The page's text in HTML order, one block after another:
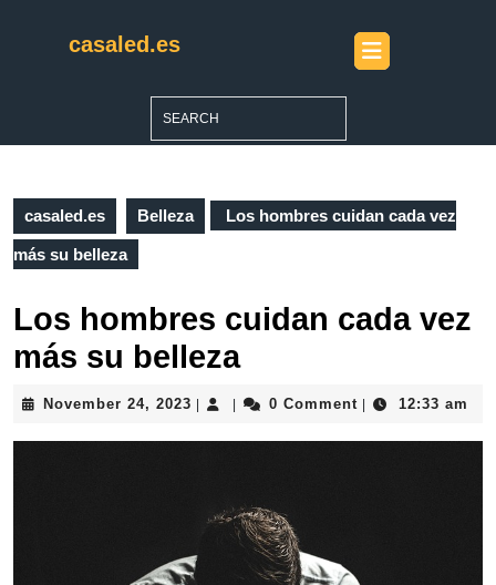
casaled.es
Open
Button
casaled.es Belleza Los hombres cuidan cada vez
más su belleza
Los hombres cuidan cada vez
más su belleza
November 24, 2023 November
2023
0 Comment 12:33 am